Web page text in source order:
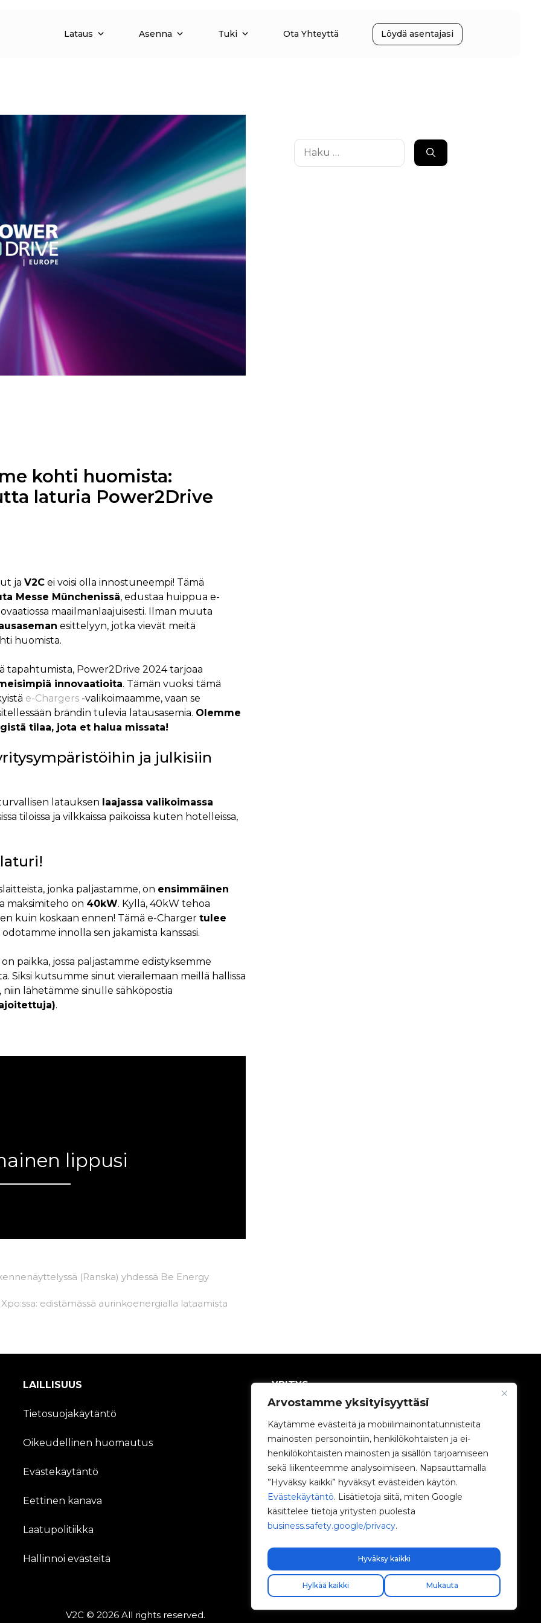
Arvostamme yksityisyyttäsi
Käytämme evästeitä ja mobiilimainontatunnisteita
mainosten personointiin, henkilökohtaisten ja ei-
henkilökohtaisten mainosten ja sisällön tarjoamiseen
sekä liikenteemme analysoimiseen. Napsauttamalla
”Hyväksy kaikki” hyväksyt evästeiden käytön.
Evästekäytäntö. Lisätietoja siitä, miten Google
käsittelee tietoja yritysten puolesta
business.safety.google/privacy.
Mukauta
Hylkää kaikki
Hyväksy kaikki
Lataus Asenna Tuki Ota Yhteyttä Löydä asentajasi
kohti huomista:
laturia Power2Drive
ja V2Cei voisi olla innostuneempi! Tämä
Messe Münchenissä, edustaa huippua e-
maailmanlaajuisesti. Ilman muuta
esittelyyn, jotka vievät meitä
huomista.
Power2Drive 2024 tarjoaa
innovaatioita. Tämän vuoksi tämä
e-Chargers-valikoimaamme, vaan se
brändin tulevia latausasemia. Olemme
tilaa, jota et halua missata!
ja julkisiin
latauksen laajassa valikoimassa
tiloissa ja vilkkaissa paikoissa kuten hotelleissa,
jonka paljastamme, on ensimmäinen
maksimiteho on 40kW. Kyllä, 40kW tehoa
kuin koskaan ennen! Tämä e-Charger tulee
odotamme innolla sen jakamista kanssasi.
paikka, jossa paljastamme edistyksemme
Siksi kutsumme sinut vierailemaan meillä hallissa
niin lähetämme sinulle sähköpostia
.
lippusi
(Ranska) yhdessä Be Energy
edistämässä aurinkoenergialla lataamista
Haku:
LAILLISUUS
Tietosuojakäytäntö
Oikeudellinen huomautus
Evästekäytäntö
Eettinen kanava
Laatupolitiikka
Hallinnoi evästeitä
YRITYS
Työskentele kanssamme
e-Chargers
V2C Power
V2C Cloud
V2C © 2026 All rights reserved.